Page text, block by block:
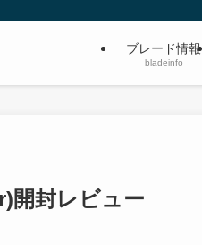
ブレード情報
bladeinfo
開封レビュー